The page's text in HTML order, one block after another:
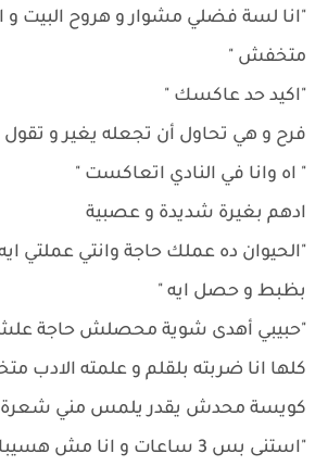
"انا لسة فضلي مشوار و هروح البيت و
متخفش "
"اكيد حد عاكسك "
فرح و هي تحاول أن تجعله يغير و
" اه وانا في النادي اتعاكست "
ادهم بغيرة شديدة و عصبية
"الحيوان ده عملك حاجة وانتي عملتي
بظبط و حصل ايه "
"حبيبي أهدى شوية محصلش حاجة
كلها انا ضربته بلقلم و علمته الادب
كويسة محدش يقدر يلمس مني شعرة
"استنى بس 3 ساعات و انا مش هسيبك ثنية واحدة "